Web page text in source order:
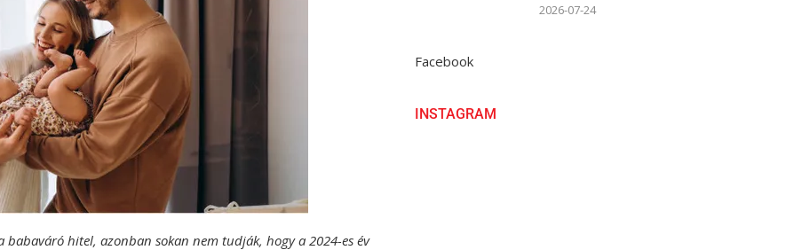
babaváró hitel, azonban sokan nem tudják, hogy a 2024-es év
2026-07-24
Facebook
INSTAGRAM